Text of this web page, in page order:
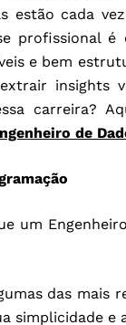
estão cada
profissional
e bem
insights
carreira?
de
um
das mais
simplicidade e